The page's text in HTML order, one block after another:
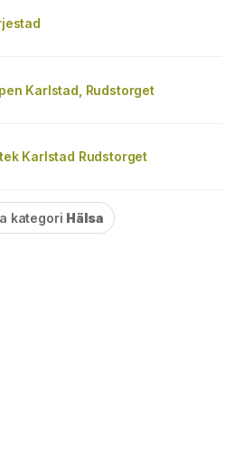
Karlstad, Rudstorget
Karlstad Rudstorget
kategori Hälsa